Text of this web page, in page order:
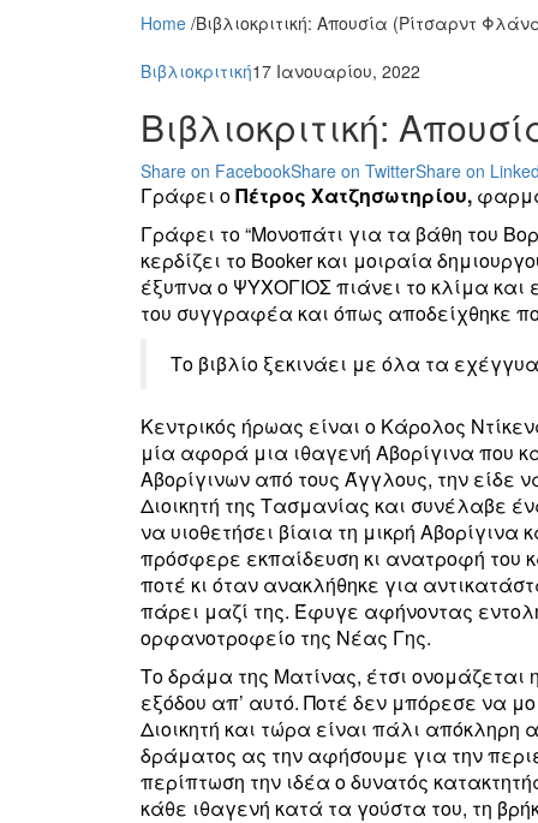
Home /Βιβλιοκριτική: Απουσία (Ρίτσαρντ
Βιβλιοκριτική17 Ιανουαρίου, 2022
Βιβλιοκριτική:
Share on FacebookShare on TwitterShare on
Γράφει οΠέτρος Χατζησωτηρίου,
Γράφει το “Μονοπάτι για τα βάθη του
κερδίζει το Booker και μοιραία
έξυπνα ο ΨΥΧΟΓΙΟΣ πιάνει το κλίμα και
του συγγραφέα και όπως αποδείχθηκε
Το βιβλίο ξεκινάει με όλα τα
Κεντρικός ήρωας είναι ο Κάρολος
μία αφορά μια ιθαγενή Αβορίγινα που
Αβορίγινων από τους Άγγλους, την είδε
Διοικητή της Τασμανίας και συνέλαβε
να υιοθετήσει βίαια τη μικρή Αβορίγινα
πρόσφερε εκπαίδευση κι ανατροφή του
ποτέ κι όταν ανακλήθηκε για
πάρει μαζί της. Έφυγε αφήνοντας
ορφανοτροφείο της Νέας Γης.
Το δράμα της Ματίνας, έτσι ονομάζεται
εξόδου απ’ αυτό. Ποτέ δεν μπόρεσε να
Διοικητή και τώρα είναι πάλι απόκληρη
δράματος ας την αφήσουμε για την
περίπτωση την ιδέα ο δυνατός
κάθε ιθαγενή κατά τα γούστα του, τη